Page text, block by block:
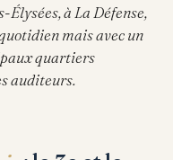
à La Défense,
mais avec un
quartiers
auditeurs.